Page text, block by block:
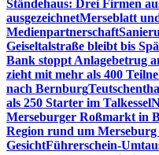
Ständehaus: Drei Firmen
ausgezeichnetMerseblatt
Medienpartnerschaft
Geiseltalstraße bleibt bis
Bank stoppt Anlagebetrug
zieht mit mehr als 400
nach Bernburg
als 250 Starter im Talkessel
Merseburger Roßmarkt in
Region rund um Merseburg
GesichtFührerschein-